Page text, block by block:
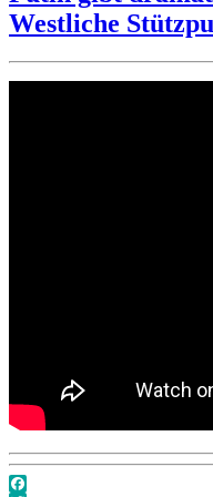
mit
Dr.
Krah
Westliche